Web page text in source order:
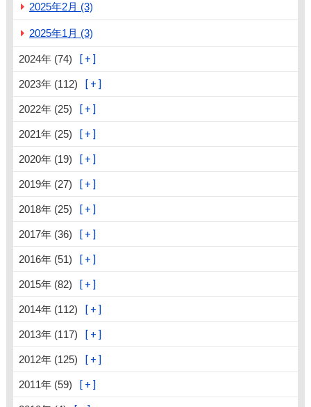
2025年2月 (3)
2025年1月 (3)
2024年 (74)
2023年 (112)
2022年 (25)
2021年 (25)
2020年 (19)
2019年 (27)
2018年 (25)
2017年 (36)
2016年 (51)
2015年 (82)
2014年 (112)
2013年 (117)
2012年 (125)
2011年 (59)